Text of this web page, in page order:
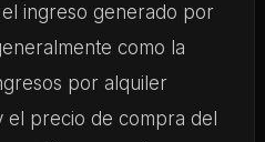
ingreso generado por
como la
por alquiler
precio de compra del